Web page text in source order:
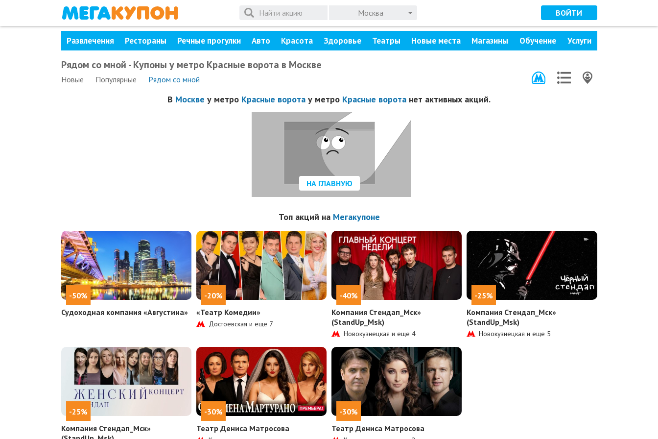
Москва ВОЙТИ
Развлечения Рестораны Речные прогулки Авто Красота Здоровье Театры Новые места Магазины Обучение Услуги
Рядом со мной - Купоны у метро Красные ворота в Москве
Новые Популярные Рядом со мной
В Москве у метро Красные ворота у метро Красные ворота нет активных акций.
НА ГЛАВНУЮ
Топ акций на Мегакупоне
-50%
Судоходная компания «Августина»
-20%
«Театр Комедии»
Достоевская и еще 7
-40%
Компания Стендап_Мск»
(StandUp_Msk)
Новокузнецкая и еще 4
-25%
Компания Стендап_Мск»
(StandUp_Msk)
Новокузнецкая и еще 5
-25%
Компания Стендап_Мск»
-30%
Театр Дениса Матросова
-30%
Театр Дениса Матросова